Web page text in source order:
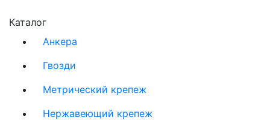
Каталог
Анкера
Гвозди
Метрический крепеж
Нержавеющий крепеж